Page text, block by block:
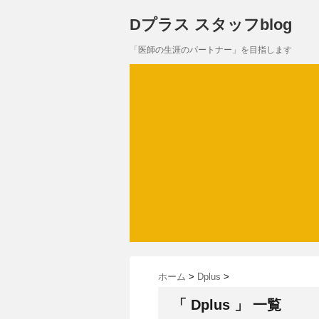
Dプラス スタッフblog
「医師の生涯のパートナー」を目指します
ホーム > Dplus >
「 Dplus 」 一覧